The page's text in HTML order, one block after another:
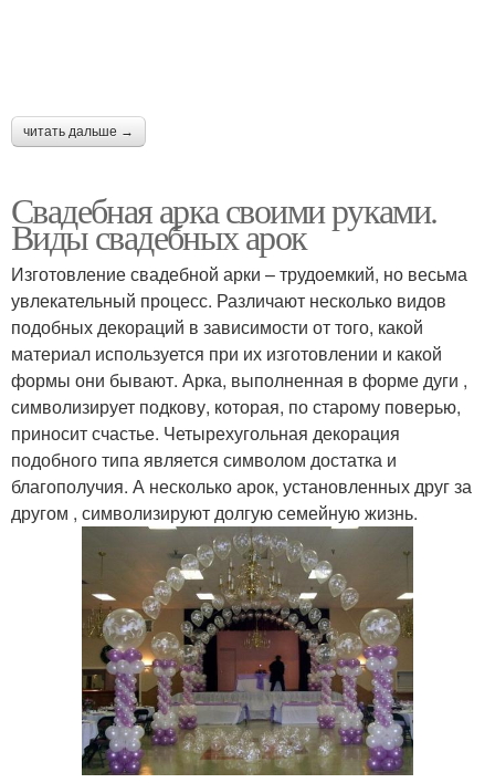
Арка в виде
Арка для выездной
регистрации
Арки для выездной
регистрации
Арка для регистрации
Декор для свадебной
арки
читать дальше →
Свадебная арка своими руками.
Виды свадебных арок
Изготовление свадебной арки – трудоемкий, но весьма
увлекательный процесс. Различают несколько видов
подобных декораций в зависимости от того, какой
материал используется при их изготовлении и какой
формы они бывают. Арка, выполненная в форме дуги ,
символизирует подкову, которая, по старому поверью,
приносит счастье. Четырехугольная декорация
подобного типа является символом достатка и
благополучия. А несколько арок, установленных друг за
другом , символизируют долгую семейную жизнь.